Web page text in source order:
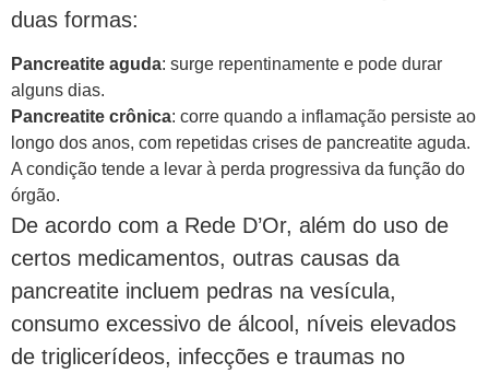
duas formas:
Pancreatite aguda: surge repentinamente e pode durar
alguns dias.
Pancreatite crônica: corre quando a inflamação persiste ao
longo dos anos, com repetidas crises de pancreatite aguda.
A condição tende a levar à perda progressiva da função do
órgão.
De acordo com a Rede D’Or, além do uso de
certos medicamentos, outras causas da
pancreatite incluem pedras na vesícula,
consumo excessivo de álcool, níveis elevados
de triglicerídeos, infecções e traumas no